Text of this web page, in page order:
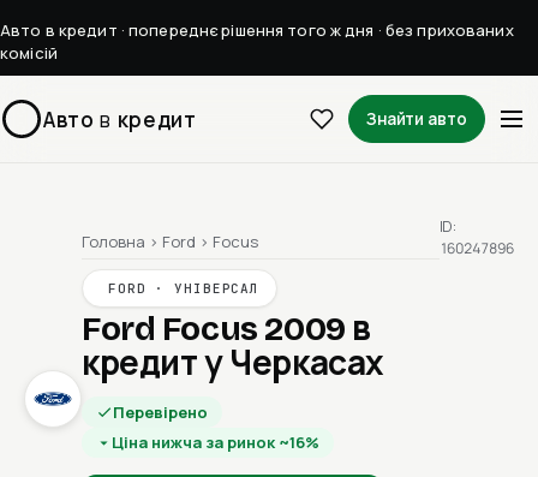
Авто в кредит · попереднє рішення того ж дня · без прихованих
комісій
Авто в кредит Знайти авто
Головна › Ford › Focus
FORD · УНІВЕРСАЛ
Ford Focus 2009 в
кредит у Черкасах
Перевірено
Ціна нижча за ринок ~16%
ID:
160247896